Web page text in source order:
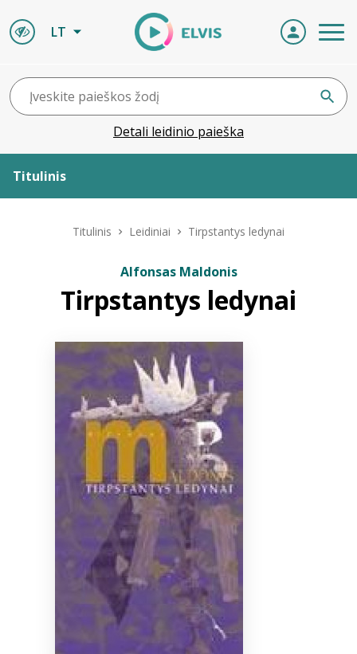
LT
Detali leidinio paieška
Titulinis
ELVIS atvyksta
Naujienos
Bibliotekoms
Titulinis Leidiniai Tirpstantys ledynai
Alfonsas Maldonis
Tirpstantys ledynai